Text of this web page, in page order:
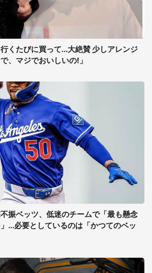
くたびに買って...大絶賛 少しアレンジ
、マジでおいしいの!」
不振ベッツ、低迷のチームで「最も懸念
...必要としているのは「かつてのベッ